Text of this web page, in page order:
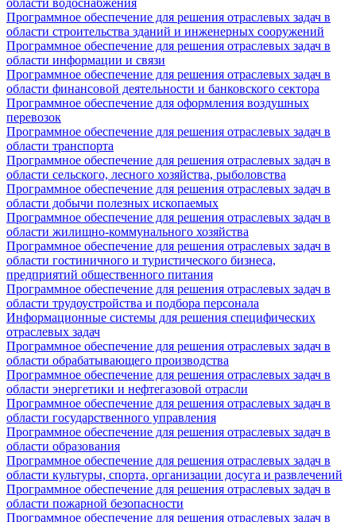
области водоснабжения
Программное обеспечение для решения отраслевых задач в
области строительства зданий и инженерных сооружений
Программное обеспечение для решения отраслевых задач в
области информации и связи
Программное обеспечение для решения отраслевых задач в
области финансовой деятельности и банковского сектора
Программное обеспечение для оформления воздушных
перевозок
Программное обеспечение для решения отраслевых задач в
области транспорта
Программное обеспечение для решения отраслевых задач в
области сельского, лесного хозяйства, рыболовства
Программное обеспечение для решения отраслевых задач в
области добычи полезных ископаемых
Программное обеспечение для решения отраслевых задач в
области жилищно-коммунального хозяйства
Программное обеспечение для решения отраслевых задач в
области гостиничного и туристического бизнеса,
предприятий общественного питания
Программное обеспечение для решения отраслевых задач в
области трудоустройства и подбора персонала
Информационные системы для решения специфических
отраслевых задач
Программное обеспечение для решения отраслевых задач в
области обрабатывающего производства
Программное обеспечение для решения отраслевых задач в
области энергетики и нефтегазовой отрасли
Программное обеспечение для решения отраслевых задач в
области государственного управления
Программное обеспечение для решения отраслевых задач в
области образования
Программное обеспечение для решения отраслевых задач в
области культуры, спорта, организации досуга и развлечений
Программное обеспечение для решения отраслевых задач в
области пожарной безопасности
Программное обеспечение для решения отраслевых задач в